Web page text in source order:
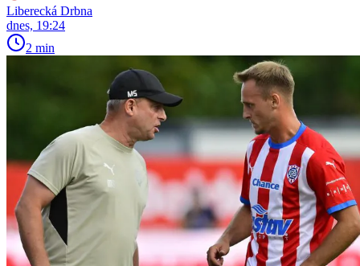
Liberecká Drbna
dnes, 19:24
2 min